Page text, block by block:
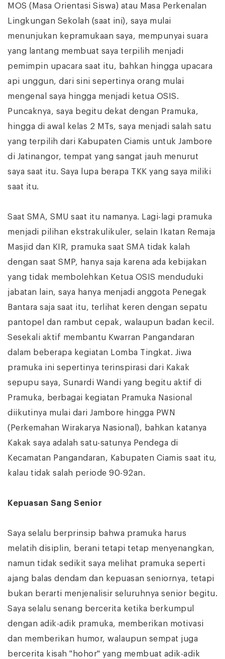
MOS (Masa Orientasi Siswa) atau Masa Perkenalan
Lingkungan Sekolah (saat ini), saya mulai
menunjukan kepramukaan saya, mempunyai suara
yang lantang membuat saya terpilih menjadi
pemimpin upacara saat itu, bahkan hingga upacara
api unggun, dari sini sepertinya orang mulai
mengenal saya hingga menjadi ketua OSIS.
Puncaknya, saya begitu dekat dengan Pramuka,
hingga di awal kelas 2 MTs, saya menjadi salah satu
yang terpilih dari Kabupaten Ciamis untuk Jambore
di Jatinangor, tempat yang sangat jauh menurut
saya saat itu. Saya lupa berapa TKK yang saya miliki
saat itu.
Saat SMA, SMU saat itu namanya. Lagi-lagi pramuka
menjadi pilihan ekstrakulikuler, selain Ikatan Remaja
Masjid dan KIR, pramuka saat SMA tidak kalah
dengan saat SMP, hanya saja karena ada kebijakan
yang tidak membolehkan Ketua OSIS menduduki
jabatan lain, saya hanya menjadi anggota Penegak
Bantara saja saat itu, terlihat keren dengan sepatu
pantopel dan rambut cepak, walaupun badan kecil.
Sesekali aktif membantu Kwarran Pangandaran
dalam beberapa kegiatan Lomba Tingkat. Jiwa
pramuka ini sepertinya terinspirasi dari Kakak
sepupu saya, Sunardi Wandi yang begitu aktif di
Pramuka, berbagai kegiatan Pramuka Nasional
diikutinya mulai dari Jambore hingga PWN
(Perkemahan Wirakarya Nasional), bahkan katanya
Kakak saya adalah satu-satunya Pendega di
Kecamatan Pangandaran, Kabupaten Ciamis saat itu,
kalau tidak salah periode 90-92an.
Kepuasan Sang Senior
Saya selalu berprinsip bahwa pramuka harus
melatih disiplin, berani tetapi tetap menyenangkan,
namun tidak sedikit saya melihat pramuka seperti
ajang balas dendam dan kepuasan seniornya, tetapi
bukan berarti menjenalisir seluruhnya senior begitu.
Saya selalu senang bercerita ketika berkumpul
dengan adik-adik pramuka, memberikan motivasi
dan memberikan humor, walaupun sempat juga
bercerita kisah "hohor" yang membuat adik-adik